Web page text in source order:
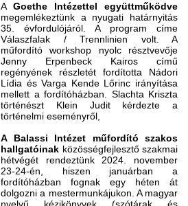
A Goethe Intézettel együttműködve
megemlékeztünk a nyugati határnyitás
35. évfordulójáról. A program címe
Válaszfalak / Trennlinien volt. A
műfordító workshop nyolc résztvevője
Jenny Erpenbeck Kairos című
regényének részletét fordította Nádori
Lídia és Varga Kende Lőrinc irányítása
mellett a fordítóházban. Slachta Kriszta
történészt Klein Judit kérdezte a
történelmi eseményről,
A Balassi Intézet műfordító szakos
hallgatóinak közösségfejlesztő szakmai
hétvégét rendeztünk 2024. november
23-24-én, hiszen januárban a
fordítóházban fognak egy héten át
dolgozni a mestermunkájukon. A magyar